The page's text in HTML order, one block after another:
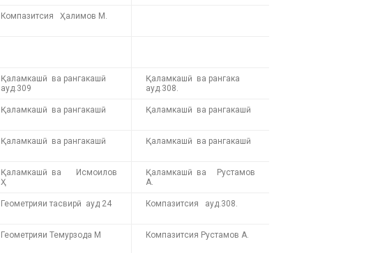
Компазитсия Ҳалимов М.
Қаламкашӣ ва рангакашӣ
ауд.309
Қаламкашӣ ва рангака
ауд.308.
Қаламкашӣ ва рангакашӣ Қаламкашӣ ва рангакашӣ
Қаламкашӣ ва рангакашӣ Қаламкашӣ ва рангакашӣ
Қаламкашӣ ва Исмоилов
Ҳ
Қаламкашӣ ва Рустамов
А.
Геометрияи тасвирӣ ауд 24 Компазитсия ауд.308.
Геометрияи Темурзода М Компазитсия Рустамов А.